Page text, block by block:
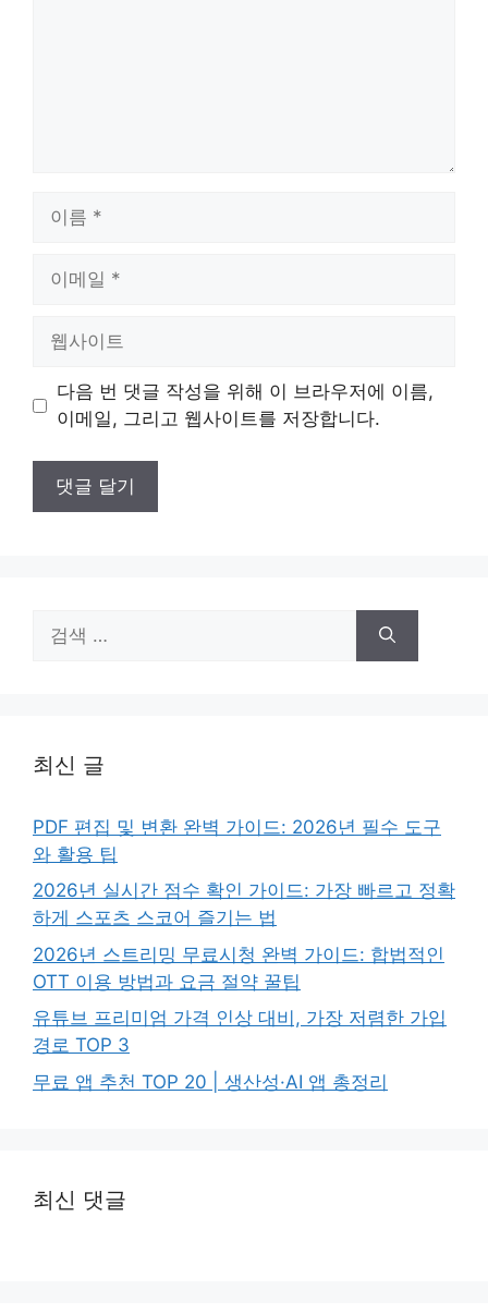
트
다음 번 댓글 작성을 위해 이 브라우저에 이름,
이메일, 그리고 웹사이트를 저장합니다.
색:
최신 글
PDF 편집 및 변환 완벽 가이드: 2026년 필수 도구
와 활용 팁
2026년 실시간 점수 확인 가이드: 가장 빠르고 정확
하게 스포츠 스코어 즐기는 법
2026년 스트리밍 무료시청 완벽 가이드: 합법적인
OTT 이용 방법과 요금 절약 꿀팁
유튜브 프리미엄 가격 인상 대비, 가장 저렴한 가입
경로 TOP 3
무료 앱 추천 TOP 20 | 생산성·AI 앱 총정리
최신 댓글